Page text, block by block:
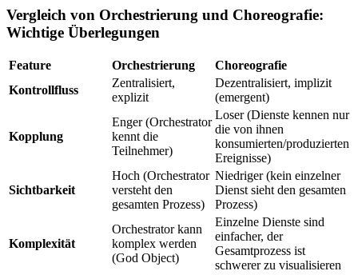
Vergleich von Orchestrierung und Choreografie:
Wichtige Überlegungen
Feature Orchestrierung
Choreografie
Kontrollfluss
Zentralisiert,
explizit
Dezentralisiert, implizit
(emergent)
Kopplung
Enger (Orchestrator
kennt die
Teilnehmer)
Loser (Dienste kennen nur
die von ihnen
konsumierten/produzierten
Ereignisse)
Sichtbarkeit
Hoch (Orchestrator
versteht den
gesamten Prozess)
Niedriger (kein einzelner
Dienst sieht den gesamten
Prozess)
Komplexität
Orchestrator kann
komplex werden
(God Object)
Einzelne Dienste sind
einfacher, der
Gesamtprozess ist
schwerer zu visualisieren